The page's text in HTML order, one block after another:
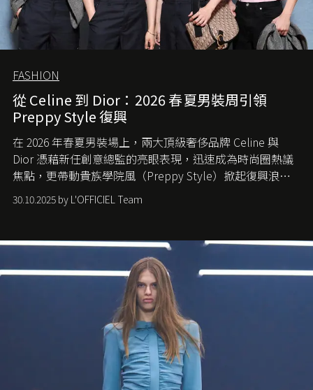
FASHION
從 Celine 到 Dior：2026 春夏男裝周引領
Preppy Style 復興
在 2026 年春夏男裝場上，兩大頂級奢侈品牌 Celine 與
Dior 憑藉新任創意總監的亮眼表現，迅速成為時尚圈熱議
焦點，更帶動貴族學院風（Preppy Style）掀起復興浪
潮，讓這股經典風格再度回到大眾視線。
30.10.2025 by L'OFFICIEL Team